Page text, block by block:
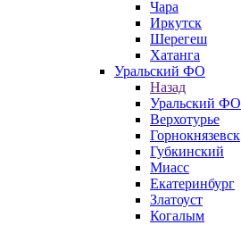
Чара
Иркутск
Шерегеш
Хатанга
Уральский ФО
Назад
Уральский ФО
Верхотурье
Горнокнязевск
Губкинский
Миасс
Екатеринбург
Златоуст
Когалым